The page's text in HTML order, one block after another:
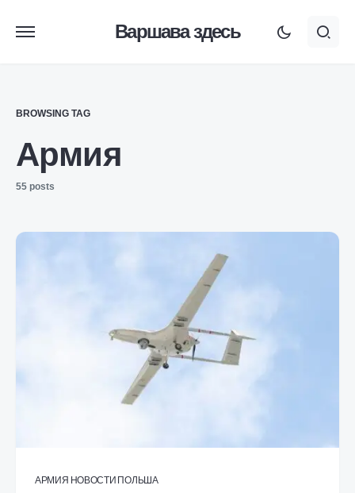
Варшава здесь
BROWSING TAG
Армия
55 posts
АРМИЯ НОВОСТИ ПОЛЬША